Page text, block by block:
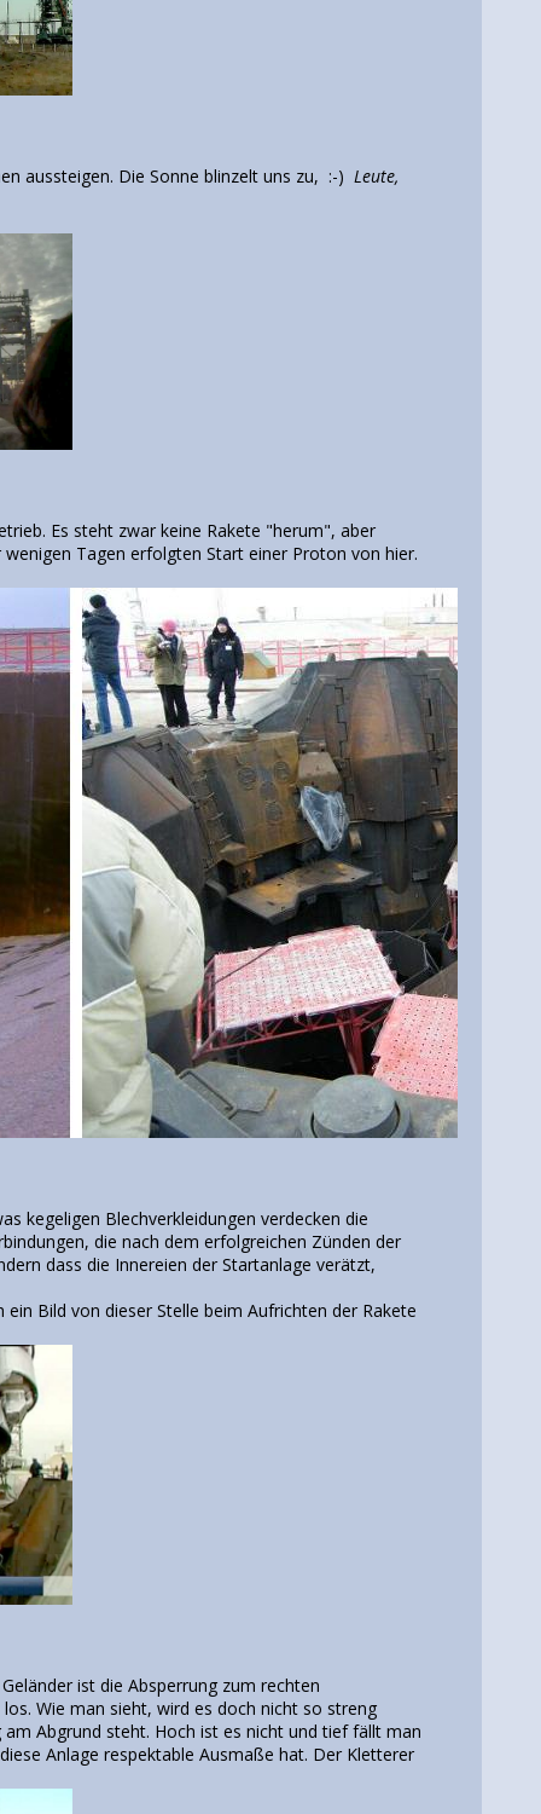
aussteigen. Die Sonne blinzelt uns zu, :-) Leute,
Es steht zwar keine Rakete "herum", aber
Tagen erfolgten Start einer Proton von hier.
kegeligen Blechverkleidungen verdecken die
die nach dem erfolgreichen Zünden der
dass die Innereien der Startanlage verätzt,
Bild von dieser Stelle beim Aufrichten der Rakete
ist die Absperrung zum rechten
Wie man sieht, wird es doch nicht so streng
Abgrund steht. Hoch ist es nicht und tief fällt man
Anlage respektable Ausmaße hat. Der Kletterer